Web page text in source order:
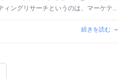
のは、マーケティングの課題を解決し、
続きを読む →